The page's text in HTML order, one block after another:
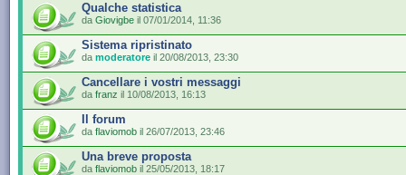
Qualche statistica
da Giovigbe il 07/01/2014, 11:36
Sistema ripristinato
da moderatore il 20/08/2013, 23:30
Cancellare i vostri messaggi
da franz il 10/08/2013, 16:13
Il forum
da flaviomob il 26/07/2013, 23:46
Una breve proposta
da flaviomob il 25/05/2013, 18:17